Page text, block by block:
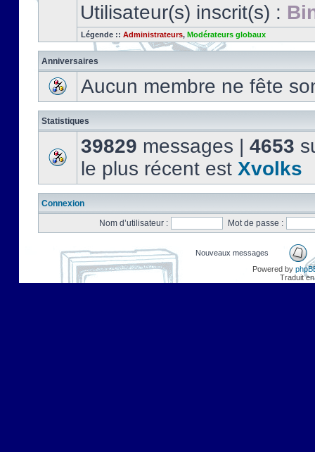
Utilisateur(s) inscrit(s) :
Légende :: Administrateurs, Modérateurs globaux
Anniversaires
Aucun membre ne fête
Statistiques
39829 messages | 4653
le plus récent est Xvolks
Connexion
Nom d’utilisateur :
Mot de passe :
Nouveaux messages
Powered by
Traduit